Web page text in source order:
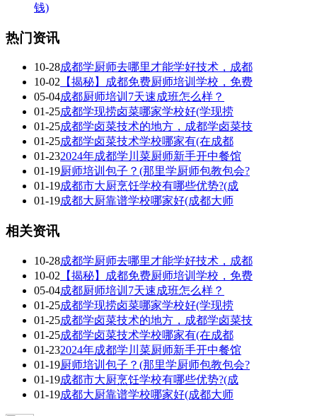
钱)
热门资讯
10-28成都学厨师去哪里才能学好技术，成都
10-02 【揭秘】成都免费厨师培训学校，免费
05-04成都厨师培训7天速成班怎么样？
01-25成都学现捞卤菜哪家学校好(学现捞
01-25成都学卤菜技术的地方，成都学卤菜技
01-25成都学卤菜技术学校哪家有(在成都
01-232024年成都学川菜厨师新手开中餐馆
01-19厨师培训包子？(那里学厨师包教包会?
01-19成都市大厨烹饪学校有哪些优势?(成
01-19成都大厨靠谱学校哪家好(成都大师
相关资讯
10-28成都学厨师去哪里才能学好技术，成都
10-02 【揭秘】成都免费厨师培训学校，免费
05-04成都厨师培训7天速成班怎么样？
01-25成都学现捞卤菜哪家学校好(学现捞
01-25成都学卤菜技术的地方，成都学卤菜技
01-25成都学卤菜技术学校哪家有(在成都
01-232024年成都学川菜厨师新手开中餐馆
01-19厨师培训包子？(那里学厨师包教包会?
01-19成都市大厨烹饪学校有哪些优势?(成
01-19成都大厨靠谱学校哪家好(成都大师